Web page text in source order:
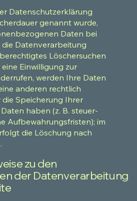
zu den
der Datenverarbeitung
Datenschutzerklärung
genannt wurde,
Daten bei
die Datenverarbeitung
Löschersuchen
Einwilligung zur
werden Ihre Daten
anderen rechtlich
die Speicherung Ihrer
haben (z. B. steuer-
Aufbewahrungsfristen); im
die Löschung nach